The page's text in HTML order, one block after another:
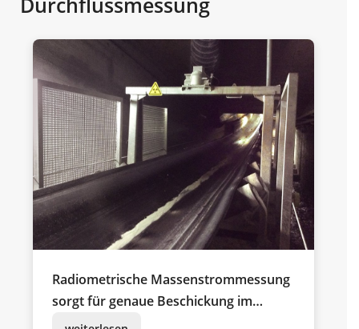
Radiometrische Massenstrommessung
sorgt für genaue Beschickung im
Kalkwerk